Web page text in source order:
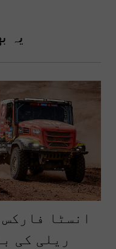
یہ
انسٹا
ریلی کی